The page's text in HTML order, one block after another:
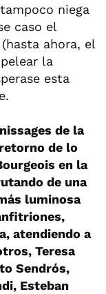
niega
caso el
ahora, el
la
esta
de la
de lo
en la
de una
luminosa
atendiendo a
Teresa
Sendrós,
Esteban